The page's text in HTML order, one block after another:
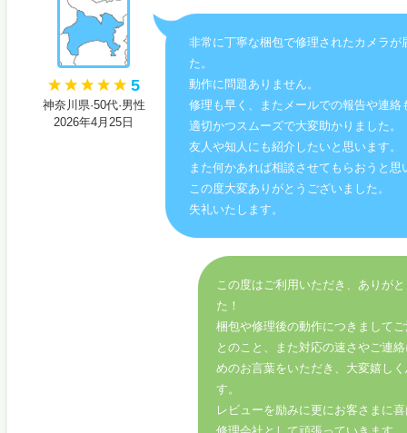
5
神奈川県·50代·男性
2026年4月25日
非常に丁寧な梱包で修理されたカメラが
た。
動作に問題ありません。
修理も早く、またメールでの報告や連絡
適切かつスムーズで大変助かりました。
友人や知人にも紹介したいと思います。
また何かあれば相談させてもらおうと思
この度大変ありがとうございました。
失礼いたします。
この度はご利用いただき、ありが
た！
梱包や修理後の動作につきまして
とのこと、また対応の速さやご連
めのお言葉をいただき、大変嬉し
す。
レビューを励みに更にお客さまに